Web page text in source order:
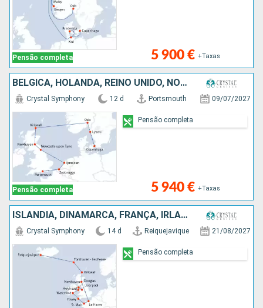
Pensão completa 5 900 € +Taxas
BÉLGICA, HOLANDA, REINO UNIDO, NORUEGA, SUÉCIA, DINAMARCA
Pensão completa
Crystal Symphony 12 d Portsmouth 09/07/2027
5 940 € +Taxas
Pensão completa
ISLÂNDIA, DINAMARCA, FRANÇA, IRLANDA, REINO UNIDO
Crystal Symphony 14 d Reiquejavique 21/08/2027
Pensão completa